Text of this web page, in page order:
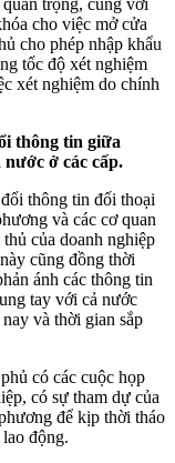
cho việc mở cửa
cho phép nhập khẩu
tốc độ xét nghiệm
xét nghiệm do chính
thông tin giữa
ở các cấp.
thông tin đối thoại
và các cơ quan
của doanh nghiệp
cũng đồng thời
ánh các thông tin
tay với cả nước
và thời gian sắp
có các cuộc họp
có sự tham dự của
để kịp thời tháo
động.